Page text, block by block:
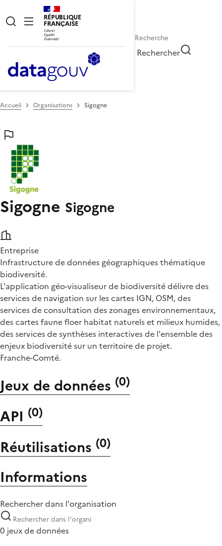
RÉPUBLIQUE
FRANÇAISE
Rechercher
Accueil Organisations Sigogne
Sigogne Sigogne
Entreprise
Infrastructure de données géographiques thématique
biodiversité.
L'application géo-visualiseur de biodiversité délivre des
services de navigation sur les cartes IGN, OSM, des
services de consultation des zonages environnementaux,
des cartes faune floer habitat naturels et milieux humides,
des services de synthèses interactives de l'ensemble des
enjeux biodiversité sur un territoire de projet.
Franche-Comté.
Jeux de données (0)
API (0)
Réutilisations (0)
Informations
Rechercher dans l'organisation
0 jeux de données